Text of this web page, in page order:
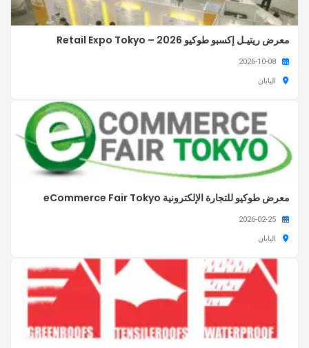
معرض ريتيـل إكسبو طوكيو 2026 – Retail Expo Tokyo
اليابان
معرض طوكيو للتجارة الإلكترونية eCommerce Fair Tokyo
اليابان